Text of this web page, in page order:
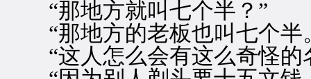
“那地方就叫七个半？”
“那地方的老板也叫七个半
“这人怎么会有这么奇怪的